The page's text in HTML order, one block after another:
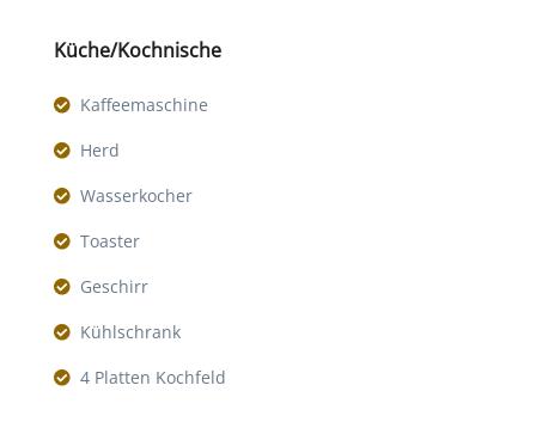
Küche/Kochnische
Kaffeemaschine
Herd
Wasserkocher
Toaster
Geschirr
Kühlschrank
4 Platten Kochfeld